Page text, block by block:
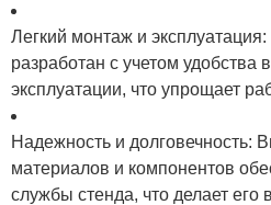
Легкий монтаж и
разработан с учетом удобства
эксплуатации, что упрощает
Надежность и долговечность:
материалов и компонентов
службы стенда, что делает его